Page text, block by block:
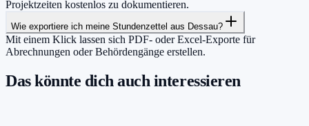
Projektzeiten kostenlos zu dokumentieren.
Wie exportiere ich meine Stundenzettel aus Dessau?
Mit einem Klick lassen sich PDF- oder Excel-Exporte für
Abrechnungen oder Behördengänge erstellen.
Das könnte dich auch interessieren